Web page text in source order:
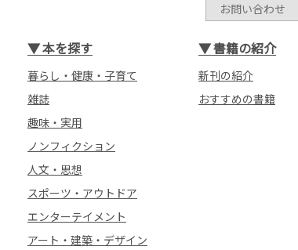
お問い合わせ
▼本を探す
暮らし・健康・子育て
雑誌
趣味・実用
ノンフィクション
人文・思想
スポーツ・アウトドア
エンターテイメント
アート・建築・デザイン
▼書籍の紹介
新刊の紹介
おすすめの書籍